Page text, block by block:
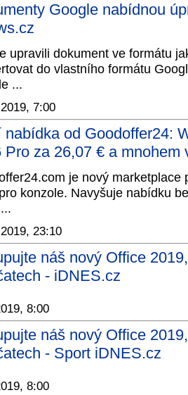
Google nabídnou
upravili dokument ve formátu
do vlastního formátu
...
7:00
nabídka od Goodoffer24:
Pro za 26,07 € a mnohem
je nový
konzole. Navyšuje nabídku
23:10
náš nový Office
- iDNES.cz
8:00
náš nový Office
- Sport iDNES.cz
8:00